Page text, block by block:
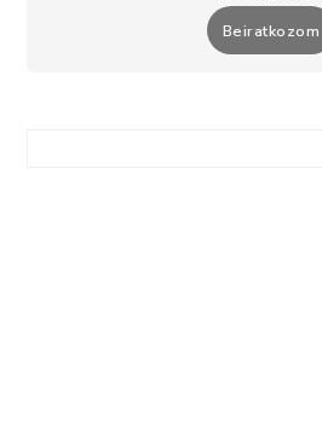
Beiratkozom